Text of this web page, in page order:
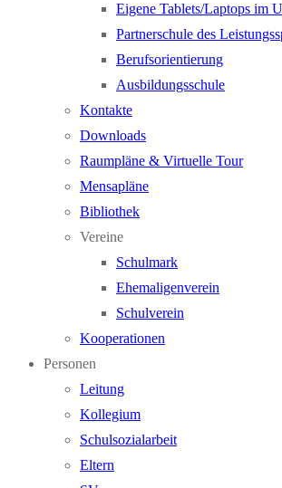
Eigene Tablets/Laptops im
Partnerschule des
Berufsorientierung
Ausbildungsschule
Kontakte
Downloads
Raumpläne & Virtuelle Tour
Mensapläne
Bibliothek
Vereine
Schulmark
Ehemaligenverein
Schulverein
Kooperationen
Personen
Leitung
Kollegium
Schulsozialarbeit
Eltern